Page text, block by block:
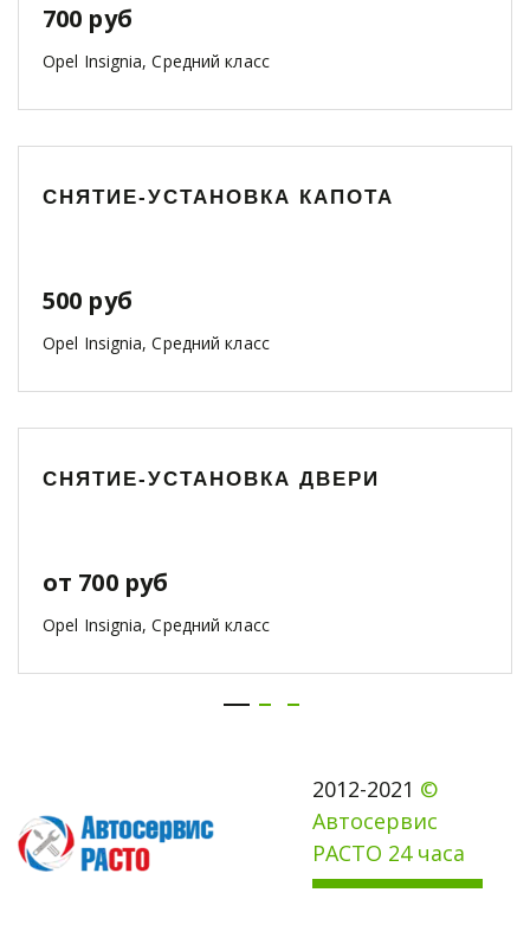
700 руб
Opel Insignia, Средний класс
СНЯТИЕ-УСТАНОВКА КАПОТА
500 руб
Opel Insignia, Средний класс
СНЯТИЕ-УСТАНОВКА ДВЕРИ
от 700 руб
Opel Insignia, Средний класс
2012-2021 ©
Автосервис
РАСТО 24 часа